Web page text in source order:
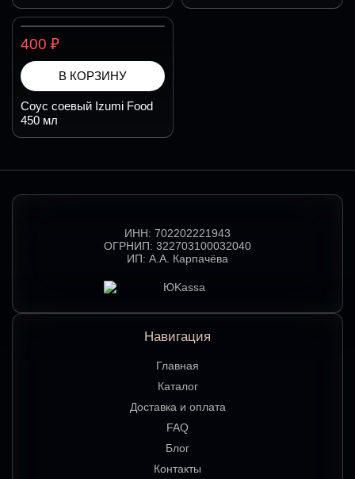
400 ₽
В КОРЗИНУ
Соус соевый Izumi Food
450 мл
ИНН: 702202221943
ОГРНИП: 322703100032040
ИП: А.А. Карпачёва
Навигация
Главная
Каталог
Доставка и оплата
FAQ
Блог
Контакты